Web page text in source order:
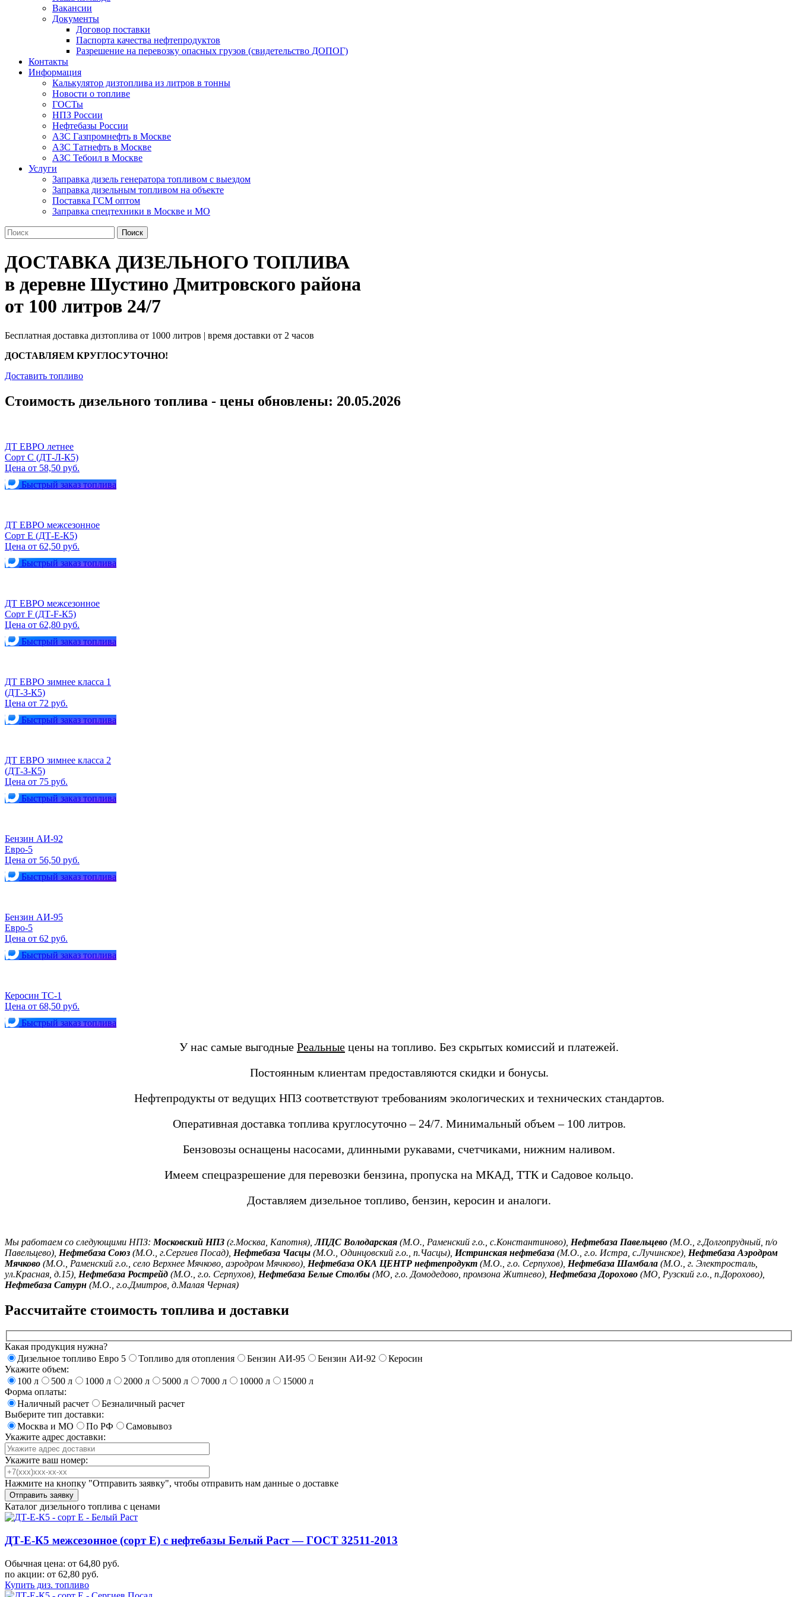
Вакансии
Документы
Договор поставки
Паспорта качества нефтепродуктов
Разрешение на перевозку опасных грузов (свидетельство ДОПОГ)
Контакты
Информация
Калькулятор дизтоплива из литров в тонны
Новости о топливе
ГОСТы
НПЗ России
Нефтебазы России
АЗС Газпромнефть в Москве
АЗС Татнефть в Москве
АЗС Тебоил в Москве
Услуги
Заправка дизель генератора топливом с выездом
Заправка дизельным топливом на объекте
Поставка ГСМ оптом
Заправка спецтехники в Москве и МО
Поиск
ДОСТАВКА ДИЗЕЛЬНОГО ТОПЛИВА
в деревне Шустино Дмитровского района
от 100 литров 24/7
Бесплатная доставка дизтоплива от 1000 литров | время доставки от 2 часов
ДОСТАВЛЯЕМ КРУГЛОСУТОЧНО!
Доставить топливо
Стоимость дизельного топлива - цены обновлены: 20.05.2026
ДТ ЕВРО летнее
Сорт С (ДТ-Л-К5)
Цена от 58,50 руб.
Быстрый заказ топлива
ДТ ЕВРО межсезонное
Сорт Е (ДТ-Е-К5)
Цена от 62,50 руб.
Быстрый заказ топлива
ДТ ЕВРО межсезонное
Сорт F (ДТ-F-К5)
Цена от 62,80 руб.
Быстрый заказ топлива
ДТ ЕВРО зимнее класса 1
(ДТ-З-К5)
Цена от 72 руб.
Быстрый заказ топлива
ДТ ЕВРО зимнее класса 2
(ДТ-З-К5)
Цена от 75 руб.
Быстрый заказ топлива
Бензин АИ-92
Евро-5
Цена от 56,50 руб.
Быстрый заказ топлива
Бензин АИ-95
Евро-5
Цена от 62 руб.
Быстрый заказ топлива
Керосин ТС-1
Цена от 68,50 руб.
Быстрый заказ топлива
У нас самые выгодные Реальные цены на топливо. Без скрытых комиссий и платежей.
Постоянным клиентам предоставляются скидки и бонусы.
Нефтепродукты от ведущих НПЗ соответствуют требованиям экологических и технических стандартов.
Оперативная доставка топлива круглосуточно – 24/7. Минимальный объем – 100 литров.
Бензовозы оснащены насосами, длинными рукавами, счетчиками, нижним наливом.
Имеем спецразрешение для перевозки бензина, пропуска на МКАД, ТТК и Садовое кольцо.
Доставляем дизельное топливо, бензин, керосин и аналоги.
Мы работаем со следующими НПЗ: Московский НПЗ (г.Москва, Капотня),ЛПДС Володарская (М.О., Раменский г.о., с.Константиново), Нефтебаза Павельцево (М.О., г.Долгопрудный, п/о
Павельцево), Нефтебаза Союз (М.О., г.Сергиев Посад), Нефтебаза Часцы (М.О., Одинцовский г.о., п.Часцы), Истринская нефтебаза (М.О., г.о. Истра, с.Лучинское), Нефтебаза Аэродром
Мячково (М.О., Раменский г.о., село Верхнее Мячково, аэродром Мячково), Нефтебаза ОКА ЦЕНТР нефтепродукт (М.О., г.о. Серпухов), Нефтебаза Шамбала (М.О., г. Электросталь,
ул.Красная, д.15), Нефтебаза Рострейд (М.О., г.о. Серпухов), Нефтебаза Белые Столбы (МО, г.о. Домодедово, промзона Житнево), Нефтебаза Дорохово (МО, Рузский г.о., п.Дорохово),
Нефтебаза Сатурн (М.О., г.о.Дмитров, д.Малая Черная)
Рассчитайте стоимость топлива и доставки
Какая продукция нужна?
Дизельное топливо Евро 5
Топливо для отопления Бензин АИ-95 Бензин АИ-92
Керосин
Укажите объем:
100 л
500 л 1000 л 2000 л 5000 л 7000 л 10000 л
15000 л
Форма оплаты:
Наличный расчет
Безналичный расчет
Выберите тип доставки:
Москва и МО
По РФ
Самовывоз
Укажите адрес доставки:
Укажите ваш номер:
Нажмите на кнопку "Отправить заявку", чтобы отправить нам данные о доставке
Каталог дизельного топлива с ценами
ДТ-Е-К5 межсезонное (сорт Е) с нефтебазы Белый Раст — ГОСТ 32511-2013
Обычная цена: от 64,80 руб.
по акции: от 62,80 руб.
Купить диз. топливо